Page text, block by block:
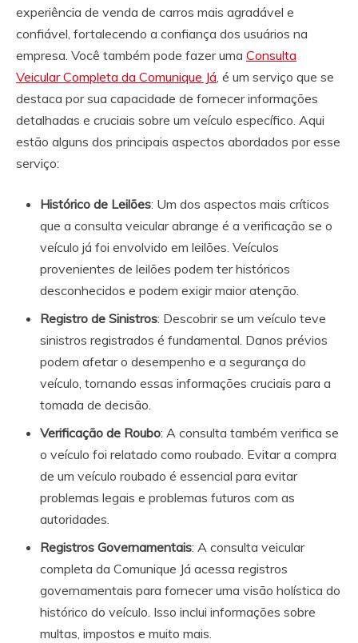
experiência de venda de carros mais agradável e
confiável, fortalecendo a confiança dos usuários na
empresa. Você também pode fazer uma Consulta
Veicular Completa da Comunique Já, é um serviço que se
destaca por sua capacidade de fornecer informações
detalhadas e cruciais sobre um veículo específico. Aqui
estão alguns dos principais aspectos abordados por esse
serviço:
Histórico de Leilões: Um dos aspectos mais críticos
que a consulta veicular abrange é a verificação se o
veículo já foi envolvido em leilões. Veículos
provenientes de leilões podem ter históricos
desconhecidos e podem exigir maior atenção.
Registro de Sinistros: Descobrir se um veículo teve
sinistros registrados é fundamental. Danos prévios
podem afetar o desempenho e a segurança do
veículo, tornando essas informações cruciais para a
tomada de decisão.
Verificação de Roubo: A consulta também verifica se
o veículo foi relatado como roubado. Evitar a compra
de um veículo roubado é essencial para evitar
problemas legais e problemas futuros com as
autoridades.
Registros Governamentais: A consulta veicular
completa da Comunique Já acessa registros
governamentais para fornecer uma visão holística do
histórico do veículo. Isso inclui informações sobre
multas, impostos e muito mais.